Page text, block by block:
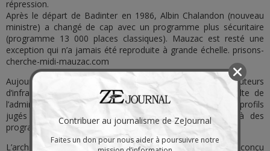
répression.
Après le départ de Badinter en 1986, Albin Chalandon (nouveau
ministre) a changé de cap avec un programme plus sécuritaire
(programme 13 000 places classiques). Mauzac est resté une
exception qui n’a jamais été reproduite à grande échelle. prisons-
cherche-midi-mauzac.com
Aujourd’hui, le choix d’y placer massivement des auteurs
d’infractions sexuelles (dont beaucoup sur mineurs) résulte de
l’administration pénitentiaire, qui y voit un lieu adapté à des profils
jugés « moins violents » entre eux et plus réceptifs à des
programmes de soins/réinsertion.
L’architecte Christian Demonchy (avec Noëlle Janet) l’a conçu
Contribuer au journalisme de ZeJournal
Faites un don pour nous aider à poursuivre notre